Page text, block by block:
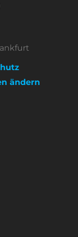
ändern